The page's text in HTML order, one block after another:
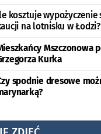
kosztuje wypożyczenie
na lotnisku w Łodzi?
Mszczonowa
Kurka
spodnie dresowe